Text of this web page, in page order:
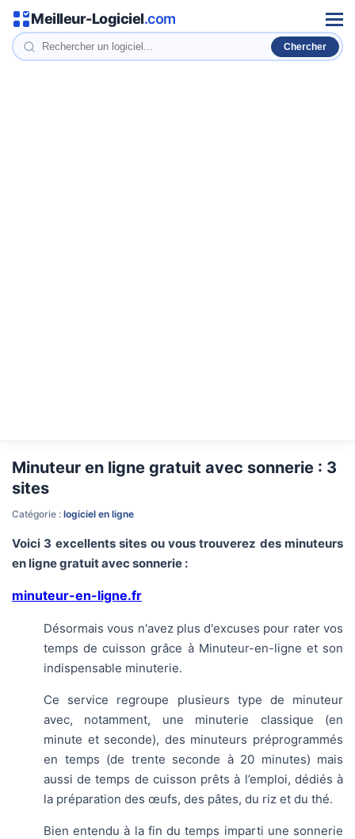
Meilleur-Logiciel.com
Minuteur en ligne gratuit avec sonnerie : 3
sites
Catégorie : logiciel en ligne
Voici 3 excellents sites ou vous trouverez des minuteurs
en ligne gratuit avec sonnerie :
minuteur-en-ligne.fr
Désormais vous n'avez plus d'excuses pour rater vos
temps de cuisson grâce à Minuteur-en-ligne et son
indispensable minuterie.
Ce service regroupe plusieurs type de minuteur
avec, notamment, une minuterie classique (en
minute et seconde), des minuteurs préprogrammés
en temps (de trente seconde à 20 minutes) mais
aussi de temps de cuisson prêts à l’emploi, dédiés à
la préparation des œufs, des pâtes, du riz et du thé.
Bien entendu à la fin du temps imparti une sonnerie